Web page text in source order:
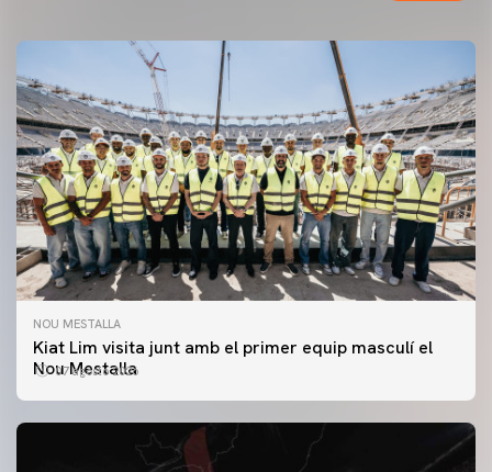
NOU MESTALLA
Kiat Lim visita junt amb el primer equip masculí el
Nou Mestalla
07 agosto 2026